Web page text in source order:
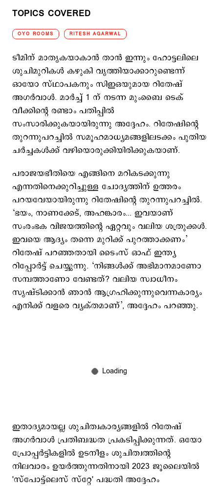
TOPICS COVERED
OYO ROOMS RITESH AGARWAL
ടീമിന് മാതൃകയാകാന്‍ താന്‍ ഇന്നും ഹോട്ടലിലെ
ശുചിമുറികള്‍ കഴുകി വൃത്തിയാക്കാറുണ്ടെന്ന്
ഓയോ സ്ഥാപകനും സിഇഒയുമായ റിതേഷ്
അഗർവാൾ. മാർച്ച് 1 ന് നടന്ന മുംബൈ ടെക്
വീക്കിന്റെ രണ്ടാം പതിപ്പിൽ
സംസാരിക്കുകയായിരുന്നു അദ്ദേഹം. റിതേഷിന്റെ
തുറന്നുപറച്ചിൽ സമൂഹമാധ്യമങ്ങളിലടക്കം പുതിയ
ചർച്ചകൾക്ക് വഴിയൊരുക്കിയിരിക്കുകയാണ്.
പരാജയഭീതിയെ എങ്ങിനെ മറികടക്കുന്നു
എന്നതിനെക്കുറിച്ചുള്ള ചോദ്യത്തിന് ഉത്തരം
പറയവേയായിരുന്നു റിതേഷിന്‍റെ തുറന്നുപറച്ചില്‍.
‘ഭയം, നാണക്കേട്, അഹങ്കാരം... ഇവയാണ്
സംരംഭക വിജയത്തിന്റെ ഏറ്റവും വലിയ ശത്രുക്കൾ.
ഇവയെ ആദ്യം തന്നെ മുറിക്ക് പുറത്താക്കണം’
റിതേഷ് പറഞ്ഞതായി ടൈംസ് ഓഫ് ഇന്ത്യ
റിപ്പോർട്ട് ചെയ്യുന്നു. ‘നിങ്ങൾക്ക് അഭിമാനമാണോ
സമ്പത്താണോ വേണ്ടത്? വലിയ സ്വാധീനം
സൃഷ്ടിക്കാൻ ഞാൻ ആഗ്രഹിക്കുന്നുവെന്നകാര്യം
എനിക്ക് വളരെ വ്യക്തമാണ്’, അദ്ദേഹം പറഞ്ഞു.
ഇതാദ്യമായല്ല ശുചിത്വകാര്യങ്ങളില്‍ റിതേഷ്
അഗർവാൾ പ്രതിബദ്ധത പ്രകടിപ്പിക്കുന്നത്. ഒയോ
പ്രോപ്പര്‍ട്ടികളില്‍‌ ഉടനീളം ശുചിത്വത്തിന്‍റെ
നിലവാരം ഉയര്‍ത്തുന്നതിനായി 2023 ജൂലൈയിൽ
'സ്പോട്ട്‌ലെസ് സ്റ്റേ' പദ്ധതി അദ്ദേഹം